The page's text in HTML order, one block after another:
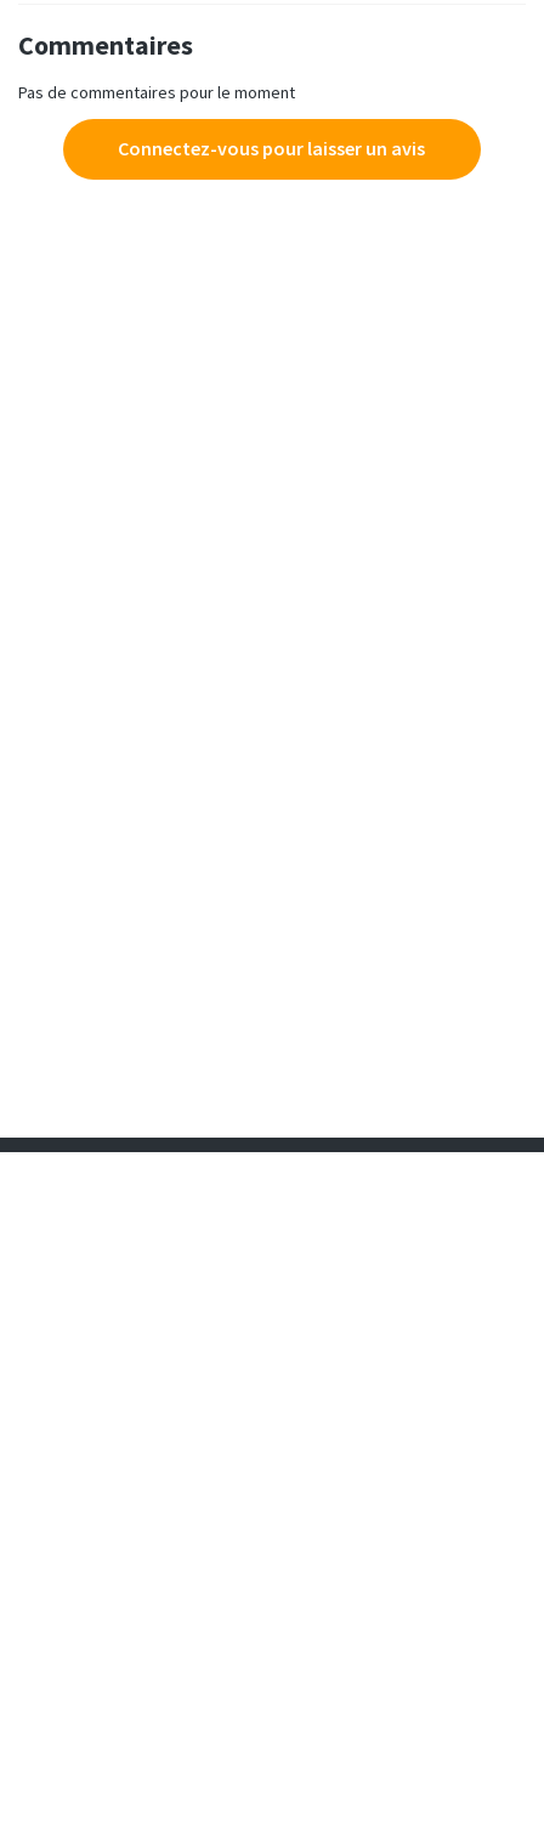
Commentaires
Pas de commentaires pour le moment
Connectez-vous pour laisser un avis